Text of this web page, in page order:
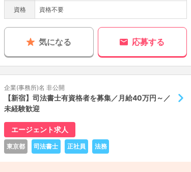
資格 資格不要
気になる 応募する
企業(事務所)名 非公開
【新宿】司法書士有資格者を募集／月給40万円～／
未経験歓迎
エージェント求人
東京都 司法書士 正社員 法務